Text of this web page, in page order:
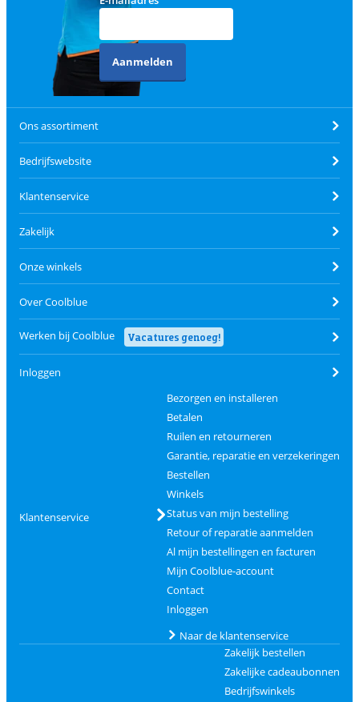
Aanmelden
Ons assortiment
Bedrijfswebsite
Klantenservice
Zakelijk
Onze winkels
Over Coolblue
Werken bij Coolblue Vacatures genoeg!
Inloggen
Klantenservice
Bezorgen en installeren
Betalen
Ruilen en retourneren
Garantie, reparatie en verzekeringen
Bestellen
Winkels
Status van mijn bestelling
Retour of reparatie aanmelden
Al mijn bestellingen en facturen
Mijn Coolblue-account
Contact
Inloggen
Naar de klantenservice
Zakelijk bestellen
Zakelijke cadeaubonnen
Bedrijfswinkels